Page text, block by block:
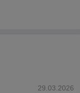
29.03.2026